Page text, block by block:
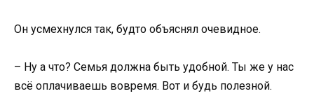
Он усмехнулся так, будто объяснял очевидное.
– Ну а что? Семья должна быть удобной. Ты же у нас
всё оплачиваешь вовремя. Вот и будь полезной.